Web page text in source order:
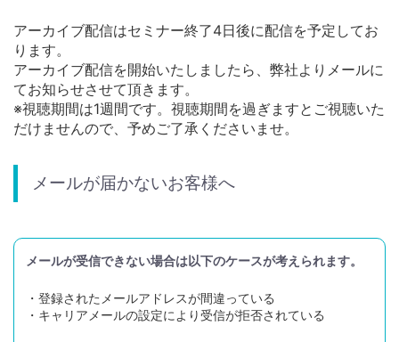
アーカイブ配信はセミナー終了4日後に配信を予定してお
ります。
アーカイブ配信を開始いたしましたら、弊社よりメールに
てお知らせさせて頂きます。
※視聴期間は1週間です。視聴期間を過ぎますとご視聴いた
だけませんので、予めご了承くださいませ。
メールが届かないお客様へ
メールが受信できない場合は以下のケースが考えられます。
・登録されたメールアドレスが間違っている
・キャリアメールの設定により受信が拒否されている